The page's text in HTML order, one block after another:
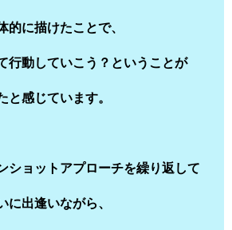
的に描けたことで、
行動していこう？ということが
と感じています。
ショットアプローチを繰り返して
に出逢いながら、